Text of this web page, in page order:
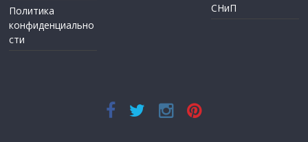
Политика
конфиденциально
сти
СНиП